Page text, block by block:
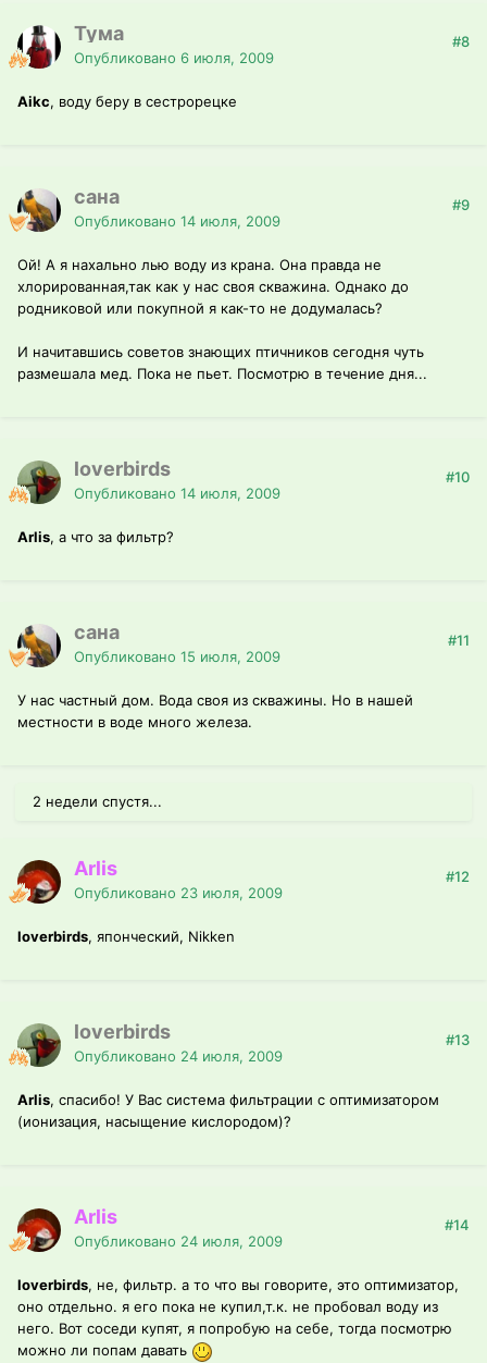
Тума
Опубликовано 6 июля, 2009
#8
Aikc, воду беру в сестрорецке
сана
Опубликовано 14 июля, 2009
#9
Ой! А я нахально лью воду из крана. Она правда не
хлорированная,так как у нас своя скважина. Однако до
родниковой или покупной я как-то не додумалась?
И начитавшись советов знающих птичников сегодня чуть
размешала мед. Пока не пьет. Посмотрю в течение дня...
loverbirds
Опубликовано 14 июля, 2009
#10
Arlis, а что за фильтр?
сана
Опубликовано 15 июля, 2009
#11
У нас частный дом. Вода своя из скважины. Но в нашей
местности в воде много железа.
2 недели спустя...
Arlis
Опубликовано 23 июля, 2009
#12
loverbirds, японческий, Nikken
loverbirds
Опубликовано 24 июля, 2009
#13
Arlis, спасибо! У Вас система фильтрации с оптимизатором
(ионизация, насыщение кислородом)?
Arlis
Опубликовано 24 июля, 2009
#14
loverbirds, не, фильтр. а то что вы говорите, это оптимизатор,
оно отдельно. я его пока не купил,т.к. не пробовал воду из
него. Вот соседи купят, я попробую на себе, тогда посмотрю
можно ли попам давать